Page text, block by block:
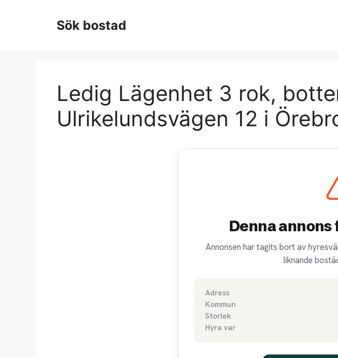
Sök bostad
Ledig Lägenhet 3 rok,
Ulrikelundsvägen 12 i
Denna
Annonsen har tagits bort av
liknande
Adress
Kommun
Storlek
Hyra var